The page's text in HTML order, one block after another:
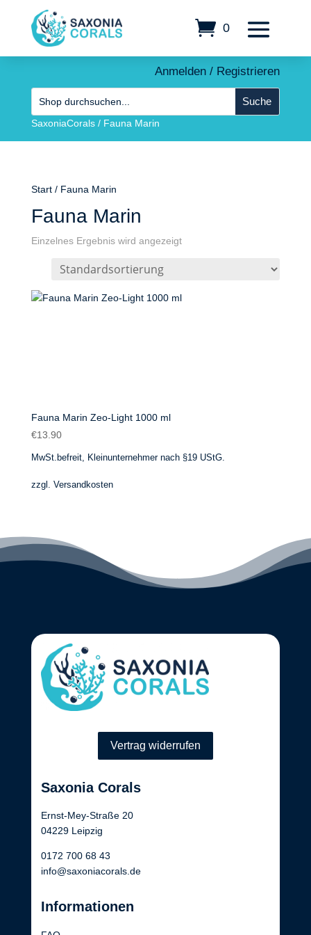
0
Anmelden / Registrieren
SaxoniaCorals/ Fauna Marin
Start/ Fauna Marin
Fauna Marin
Einzelnes Ergebnis wird angezeigt
Fauna Marin Zeo-Light 1000 ml
€13.90
MwSt.befreit, Kleinunternehmer nach §19 UStG.
zzgl. Versandkosten
Vertrag widerrufen
Saxonia Corals
Ernst-Mey-Straße 20
04229 Leipzig
0172 700 68 43
info@saxoniacorals.de
Informationen